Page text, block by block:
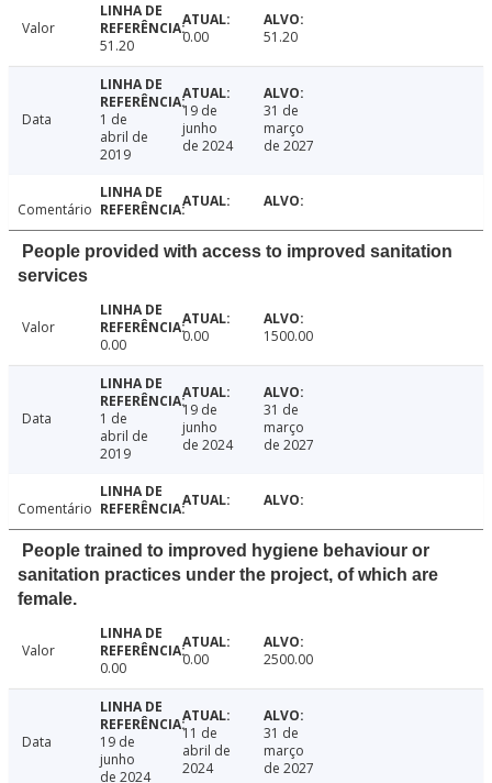
Valor
51.20
0.00 51.20
Data
1 de
abril de
2019
19 de
junho
de 2024
31 de
março
de 2027
Comentário
People provided with access to improved sanitation
services
Valor
0.00
0.00 1500.00
Data
1 de
abril de
2019
19 de
junho
de 2024
31 de
março
de 2027
Comentário
People trained to improved hygiene behaviour or
sanitation practices under the project, of which are
female.
Valor
0.00
0.00 2500.00
Data
19 de
junho
de 2024
11 de
abril de
2024
31 de
março
de 2027